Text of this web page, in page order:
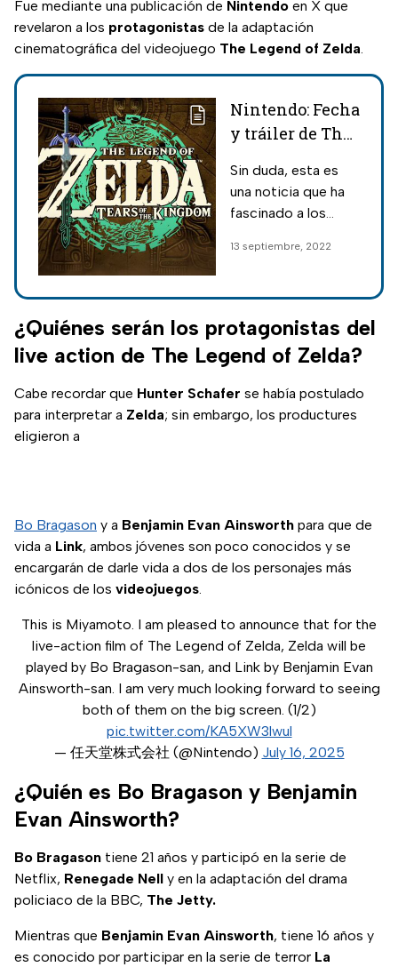
Fue mediante una publicación de Nintendo en X que
revelaron a los protagonistas de la adaptación
cinematográfica del videojuego The Legend of Zelda.
Nintendo: Fecha
y tráiler de The
Tears of the
Kingdom
Sin duda, esta es
una noticia que ha
fascinado a los
Legend of Zelda:
Kingdom ya tiene
fecha de
lanzamiento; mira el
tráiler.
13 septiembre, 2022
¿Quiénes serán los protagonistas del
live action de The Legend of Zelda?
Cabe recordar que Hunter Schafer se había postulado
para interpretar a Zelda; sin embargo, los productures
eligieron a
Bo Bragason y a Benjamin Evan Ainsworth para que de
vida a Link, ambos jóvenes son poco conocidos y se
encargarán de darle vida a dos de los personajes más
icónicos de los videojuegos.
This is Miyamoto. I am pleased to announce that for the
live-action film of The Legend of Zelda, Zelda will be
played by Bo Bragason-san, and Link by Benjamin Evan
Ainsworth-san. I am very much looking forward to seeing
both of them on the big screen. (1/2)
pic.twitter.com/KA5XW3lwul
— 任天堂株式会社 (@Nintendo) July 16, 2025
¿Quién es Bo Bragason y Benjamin
Evan Ainsworth?
Bo Bragason tiene 21 años y participó en la serie de
Netflix, Renegade Nell y en la adaptación del drama
policiaco de la BBC, The Jetty.
Mientras que Benjamin Evan Ainsworth, tiene 16 años y
es conocido por participar en la serie de terror La